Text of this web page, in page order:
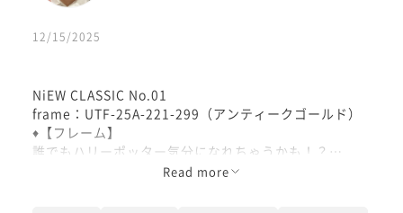
12/15/2025
NiEW CLASSIC No.01
frame：UTF-25A-221-299（アンティークゴールド）
♦︎【フレーム】
誰でもハリーポッター気分になれちゃうかも！？
“メタルフレームの王道”を、NEW CLASSICの視点で再
Read more